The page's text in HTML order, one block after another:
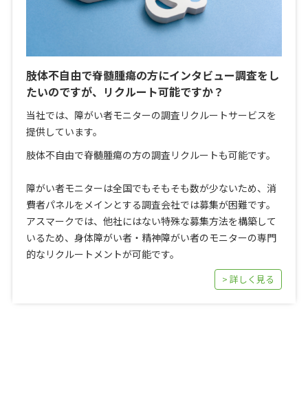
肢体不自由で脊髄腫瘍の方にインタビュー調査をし
たいのですが、リクルート可能ですか？
当社では、障がい者モニターの調査リクルートサービスを
提供しています。
肢体不自由で脊髄腫瘍の方の調査リクルートも可能です。
障がい者モニターは全国でもそもそも数が少ないため、消
費者パネルをメインとする調査会社では募集が困難です。
アスマークでは、他社にはない特殊な募集方法を構築して
いるため、身体障がい者・精神障がい者のモニターの専門
的なリクルートメントが可能です。
> 詳しく見る